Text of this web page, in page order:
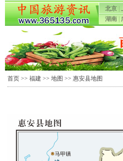
北京
湖南
首页 >> 福建 >> 地图 >> 惠安县地图